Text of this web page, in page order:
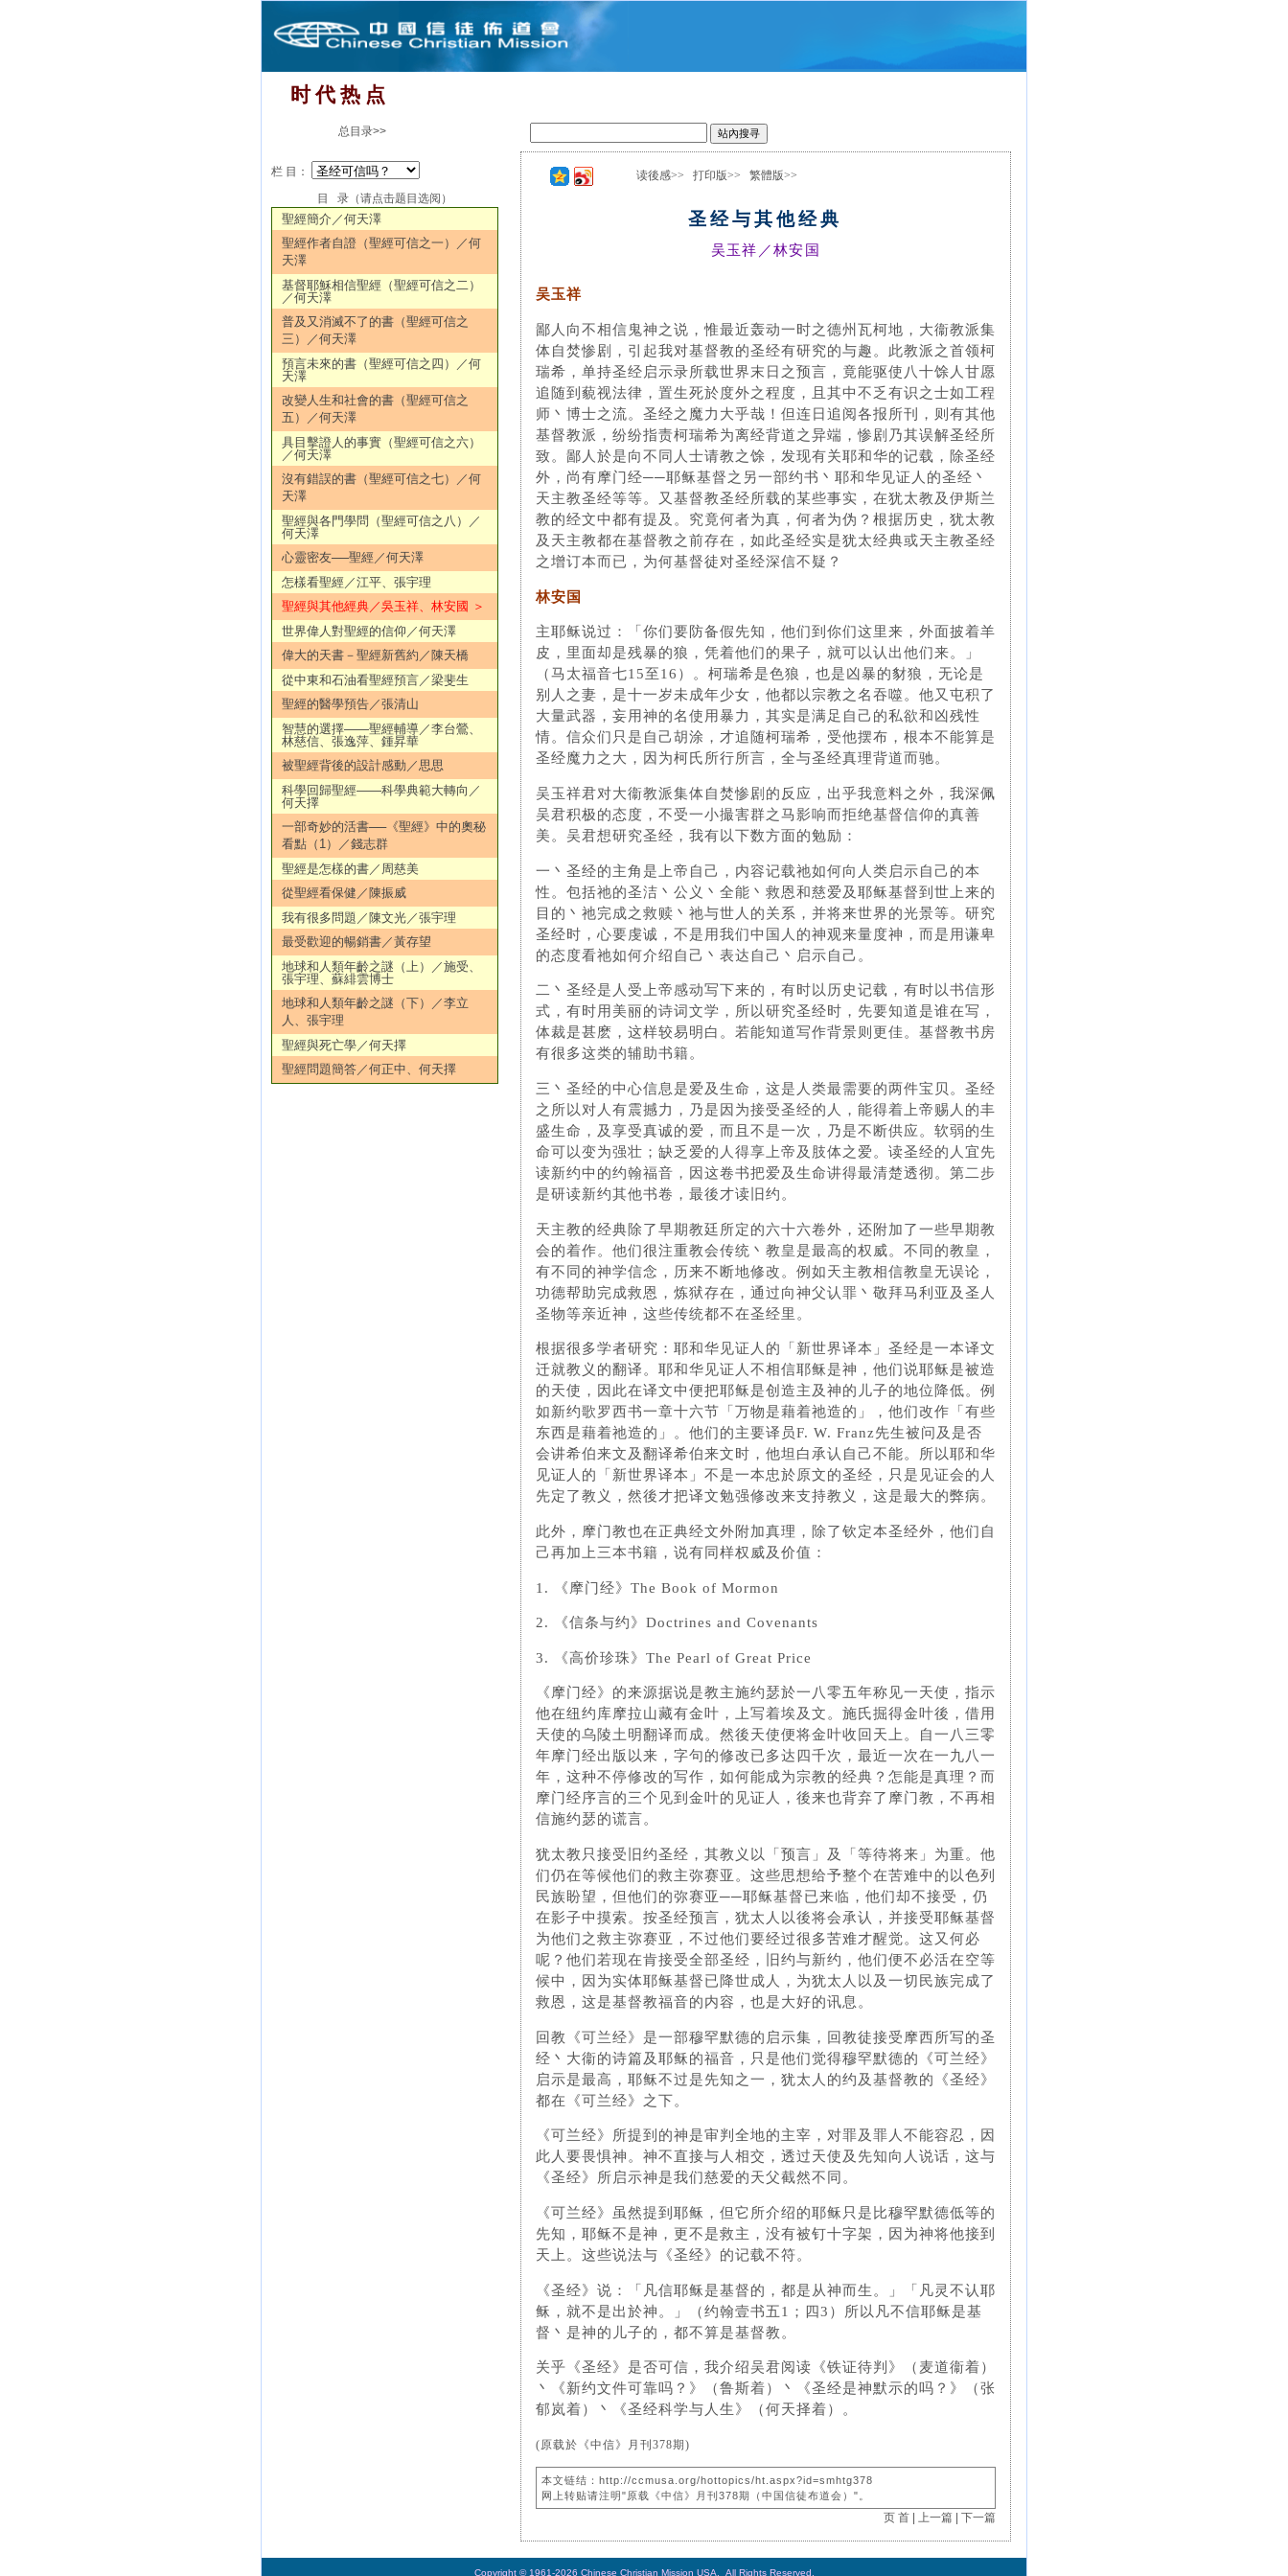
时 代 热 点
总目录>>
栏 目：
目 录（请点击题目选阅）
聖經簡介／何天澤
聖經作者自證（聖經可信之一）／何
天澤
基督耶穌相信聖經（聖經可信之二）
／何天澤
普及又消滅不了的書（聖經可信之
三）／何天澤
預言未來的書（聖經可信之四）／何
天澤
改變人生和社會的書（聖經可信之
五）／何天澤
具目擊證人的事實（聖經可信之六）
／何天澤
沒有錯誤的書（聖經可信之七）／何
天澤
聖經與各門學問（聖經可信之八）／
何天澤
心靈密友──聖經／何天澤
怎樣看聖經／江平、張宇理
聖經與其他經典／吳玉祥、林安國 ＞
世界偉人對聖經的信仰／何天澤
偉大的天書－聖經新舊約／陳天橋
從中東和石油看聖經預言／梁斐生
聖經的醫學預告／張清山
智慧的選擇——聖經輔導／李台鶯、
林慈信、張逸萍、鍾昇華
被聖經背後的設計感動／思思
科學回歸聖經——科學典範大轉向／
何天擇
一部奇妙的活書──《聖經》中的奧秘
看點（1）／錢志群
聖經是怎樣的書／周慈美
從聖經看保健／陳振威
我有很多問題／陳文光／張宇理
最受歡迎的暢銷書／黃存望
地球和人類年齡之謎（上）／施受、
張宇理、蘇緋雲博士
地球和人類年齡之謎（下）／李立
人、張宇理
聖經與死亡學／何天擇
聖經問題簡答／何正中、何天擇
读後感>> 打印版>> 繁體版>>
圣经与其他经典
吴玉祥／林安国
吴玉祥
鄙人向不相信鬼神之说，惟最近轰动一时之德州瓦柯地，大衞教派集
体自焚惨剧，引起我对基督教的圣经有研究的与趣。此教派之首领柯
瑞希，单持圣经启示录所载世界末日之预言，竟能驱使八十馀人甘愿
追随到藐视法律，置生死於度外之程度，且其中不乏有识之士如工程
师丶博士之流。圣经之魔力大乎哉！但连日追阅各报所刊，则有其他
基督教派，纷纷指责柯瑞希为离经背道之异端，惨剧乃其误解圣经所
致。鄙人於是向不同人士请教之馀，发现有关耶和华的记载，除圣经
外，尚有摩门经──耶稣基督之另一部约书丶耶和华见证人的圣经丶
天主教圣经等等。又基督教圣经所载的某些事实，在犹太教及伊斯兰
教的经文中都有提及。究竟何者为真，何者为伪？根据历史，犹太教
及天主教都在基督教之前存在，如此圣经实是犹太经典或天主教圣经
之增订本而已，为何基督徒对圣经深信不疑？
林安国
主耶稣说过：「你们要防备假先知，他们到你们这里来，外面披着羊
皮，里面却是残暴的狼，凭着他们的果子，就可以认出他们来。」
（马太福音七15至16）。柯瑞希是色狼，也是凶暴的豺狼，无论是
别人之妻，是十一岁未成年少女，他都以宗教之名吞噬。他又屯积了
大量武器，妄用神的名使用暴力，其实是满足自己的私欲和凶残性
情。信众们只是自己胡涂，才追随柯瑞希，受他摆布，根本不能算是
圣经魔力之大，因为柯氏所行所言，全与圣经真理背道而驰。
吴玉祥君对大衞教派集体自焚惨剧的反应，出乎我意料之外，我深佩
吴君积极的态度，不受一小撮害群之马影响而拒绝基督信仰的真善
美。吴君想研究圣经，我有以下数方面的勉励：
一丶圣经的主角是上帝自己，内容记载祂如何向人类启示自己的本
性。包括祂的圣洁丶公义丶全能丶救恩和慈爱及耶稣基督到世上来的
目的丶祂完成之救赎丶祂与世人的关系，并将来世界的光景等。研究
圣经时，心要虔诚，不是用我们中国人的神观来量度神，而是用谦卑
的态度看祂如何介绍自己丶表达自己丶启示自己。
二丶圣经是人受上帝感动写下来的，有时以历史记载，有时以书信形
式，有时用美丽的诗词文学，所以研究圣经时，先要知道是谁在写，
体裁是甚麽，这样较易明白。若能知道写作背景则更佳。基督教书房
有很多这类的辅助书籍。
三丶圣经的中心信息是爱及生命，这是人类最需要的两件宝贝。圣经
之所以对人有震撼力，乃是因为接受圣经的人，能得着上帝赐人的丰
盛生命，及享受真诚的爱，而且不是一次，乃是不断供应。软弱的生
命可以变为强壮；缺乏爱的人得享上帝及肢体之爱。读圣经的人宜先
读新约中的约翰福音，因这卷书把爱及生命讲得最清楚透彻。第二步
是研读新约其他书卷，最後才读旧约。
天主教的经典除了早期教廷所定的六十六卷外，还附加了一些早期教
会的着作。他们很注重教会传统丶教皇是最高的权威。不同的教皇，
有不同的神学信念，历来不断地修改。例如天主教相信教皇无误论，
功德帮助完成救恩，炼狱存在，通过向神父认罪丶敬拜马利亚及圣人
圣物等亲近神，这些传统都不在圣经里。
根据很多学者研究：耶和华见证人的「新世界译本」圣经是一本译文
迁就教义的翻译。耶和华见证人不相信耶稣是神，他们说耶稣是被造
的天使，因此在译文中便把耶稣是创造主及神的儿子的地位降低。例
如新约歌罗西书一章十六节「万物是藉着祂造的」，他们改作「有些
东西是藉着祂造的」。他们的主要译员F. W. Franz先生被问及是否
会讲希伯来文及翻译希伯来文时，他坦白承认自己不能。所以耶和华
见证人的「新世界译本」不是一本忠於原文的圣经，只是见证会的人
先定了教义，然後才把译文勉强修改来支持教义，这是最大的弊病。
此外，摩门教也在正典经文外附加真理，除了钦定本圣经外，他们自
己再加上三本书籍，说有同样权威及价值：
1. 《摩门经》The Book of Mormon
2. 《信条与约》Doctrines and Covenants
3. 《高价珍珠》The Pearl of Great Price
《摩门经》的来源据说是教主施约瑟於一八零五年称见一天使，指示
他在纽约库摩拉山藏有金叶，上写着埃及文。施氏掘得金叶後，借用
天使的乌陵土明翻译而成。然後天使便将金叶收回天上。自一八三零
年摩门经出版以来，字句的修改已多达四千次，最近一次在一九八一
年，这种不停修改的写作，如何能成为宗教的经典？怎能是真理？而
摩门经序言的三个见到金叶的见证人，後来也背弃了摩门教，不再相
信施约瑟的谎言。
犹太教只接受旧约圣经，其教义以「预言」及「等待将来」为重。他
们仍在等候他们的救主弥赛亚。这些思想给予整个在苦难中的以色列
民族盼望，但他们的弥赛亚──耶稣基督已来临，他们却不接受，仍
在影子中摸索。按圣经预言，犹太人以後将会承认，并接受耶稣基督
为他们之救主弥赛亚，不过他们要经过很多苦难才醒觉。这又何必
呢？他们若现在肯接受全部圣经，旧约与新约，他们便不必活在空等
候中，因为实体耶稣基督已降世成人，为犹太人以及一切民族完成了
救恩，这是基督教福音的内容，也是大好的讯息。
回教《可兰经》是一部穆罕默德的启示集，回教徒接受摩西所写的圣
经丶大衞的诗篇及耶稣的福音，只是他们觉得穆罕默德的《可兰经》
启示是最高，耶稣不过是先知之一，犹太人的约及基督教的《圣经》
都在《可兰经》之下。
《可兰经》所提到的神是审判全地的主宰，对罪及罪人不能容忍，因
此人要畏惧神。神不直接与人相交，透过天使及先知向人说话，这与
《圣经》所启示神是我们慈爱的天父截然不同。
《可兰经》虽然提到耶稣，但它所介绍的耶稣只是比穆罕默德低等的
先知，耶稣不是神，更不是救主，没有被钉十字架，因为神将他接到
天上。这些说法与《圣经》的记载不符。
《圣经》说：「凡信耶稣是基督的，都是从神而生。」「凡灵不认耶
稣，就不是出於神。」（约翰壹书五1；四3）所以凡不信耶稣是基
督丶是神的儿子的，都不算是基督教。
关乎《圣经》是否可信，我介绍吴君阅读《铁证待判》（麦道衞着）
丶《新约文件可靠吗？》（鲁斯着）丶《圣经是神默示的吗？》（张
郁岚着）丶《圣经科学与人生》（何天择着）。
(原载於《中信》月刊378期)
本文链结：http://ccmusa.org/hottopics/ht.aspx?id=smhtg378
网上转贴请注明"原载《中信》月刊378期（中国信徒布道会）"。
页 首 |上一篇 |下一篇
Copyright © 1961-2026 Chinese Christian Mission USA. All Rights Reserved.